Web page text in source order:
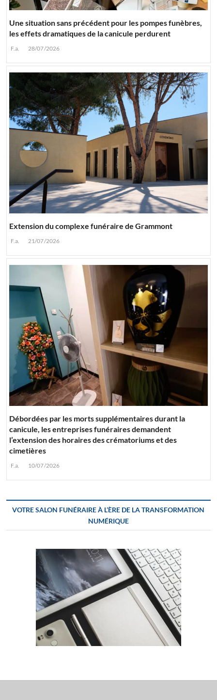
Une situation sans précédent pour les pompes funèbres,
les effets dramatiques de la canicule perdurent
F.a. 28/07/2026
Extension du complexe funéraire de Grammont
F.a. 21/07/2026
Débordées par les morts supplémentaires durant la
canicule, les entreprises funéraires demandent
l’extension des horaires des crématoriums et des
cimetières
F.a. 10/07/2026
VOTRE SALON FUNÉRAIRE À L’ÈRE DE LA TRANSFORMATION
NUMÉRIQUE